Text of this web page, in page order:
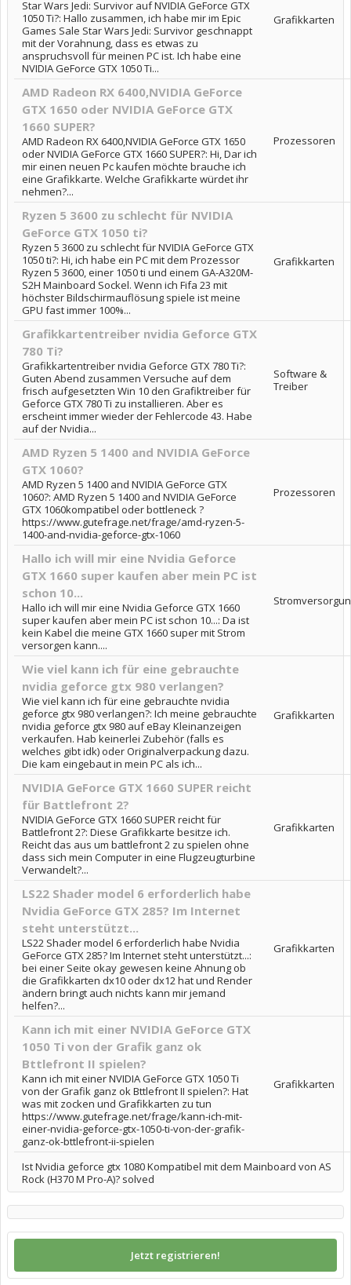
Star Wars Jedi: Survivor auf NVIDIA GeForce GTX
1050 Ti?: Hallo zusammen, ich habe mir im Epic
Games Sale Star Wars Jedi: Survivor geschnappt
mit der Vorahnung, dass es etwas zu
anspruchsvoll für meinen PC ist. Ich habe eine
NVIDIA GeForce GTX 1050 Ti...
Grafikkarten
AMD Radeon RX 6400,NVIDIA GeForce
GTX 1650 oder NVIDIA GeForce GTX
1660 SUPER?
AMD Radeon RX 6400,NVIDIA GeForce GTX 1650
oder NVIDIA GeForce GTX 1660 SUPER?: Hi, Dar ich
mir einen neuen Pc kaufen möchte brauche ich
eine Grafikkarte. Welche Grafikkarte würdet ihr
nehmen?...
Prozessoren
Ryzen 5 3600 zu schlecht für NVIDIA
GeForce GTX 1050 ti?
Ryzen 5 3600 zu schlecht für NVIDIA GeForce GTX
1050 ti?: Hi, ich habe ein PC mit dem Prozessor
Ryzen 5 3600, einer 1050 ti und einem GA-A320M-
S2H Mainboard Sockel. Wenn ich Fifa 23 mit
höchster Bildschirmauflösung spiele ist meine
GPU fast immer 100%...
Grafikkarten
Grafikkartentreiber nvidia Geforce GTX
780 Ti?
Grafikkartentreiber nvidia Geforce GTX 780 Ti?:
Guten Abend zusammen Versuche auf dem
frisch aufgesetzten Win 10 den Grafiktreiber für
Geforce GTX 780 Ti zu installieren. Aber es
erscheint immer wieder der Fehlercode 43. Habe
auf der Nvidia...
Software &
Treiber
AMD Ryzen 5 1400 and NVIDIA GeForce
GTX 1060?
AMD Ryzen 5 1400 and NVIDIA GeForce GTX
1060?: AMD Ryzen 5 1400 and NVIDIA GeForce
GTX 1060kompatibel oder bottleneck ?
https://www.gutefrage.net/frage/amd-ryzen-5-
1400-and-nvidia-geforce-gtx-1060
Prozessoren
Hallo ich will mir eine Nvidia Geforce
GTX 1660 super kaufen aber mein PC ist
schon 10...
Hallo ich will mir eine Nvidia Geforce GTX 1660
super kaufen aber mein PC ist schon 10...: Da ist
kein Kabel die meine GTX 1660 super mit Strom
versorgen kann....
Wie viel kann ich für eine gebrauchte
nvidia geforce gtx 980 verlangen?
Wie viel kann ich für eine gebrauchte nvidia
geforce gtx 980 verlangen?: Ich meine gebrauchte
nvidia geforce gtx 980 auf eBay Kleinanzeigen
verkaufen. Hab keinerlei Zubehör (falls es
welches gibt idk) oder Originalverpackung dazu.
Die kam eingebaut in mein PC als ich...
Grafikkarten
NVIDIA GeForce GTX 1660 SUPER reicht
für Battlefront 2?
NVIDIA GeForce GTX 1660 SUPER reicht für
Battlefront 2?: Diese Grafikkarte besitze ich.
Reicht das aus um battlefront 2 zu spielen ohne
dass sich mein Computer in eine Flugzeugturbine
Verwandelt?...
Grafikkarten
LS22 Shader model 6 erforderlich habe
Nvidia GeForce GTX 285? Im Internet
steht unterstützt...
LS22 Shader model 6 erforderlich habe Nvidia
GeForce GTX 285? Im Internet steht unterstützt...:
bei einer Seite okay gewesen keine Ahnung ob
die Grafikkarten dx10 oder dx12 hat und Render
ändern bringt auch nichts kann mir jemand
helfen?...
Grafikkarten
Kann ich mit einer NVIDIA GeForce GTX
1050 Ti von der Grafik ganz ok
Bttlefront II spielen?
Kann ich mit einer NVIDIA GeForce GTX 1050 Ti
von der Grafik ganz ok Bttlefront II spielen?: Hat
was mit zocken und Grafikkarten zu tun
https://www.gutefrage.net/frage/kann-ich-mit-
einer-nvidia-geforce-gtx-1050-ti-von-der-grafik-
ganz-ok-bttlefront-ii-spielen
Grafikkarten
Ist Nvidia geforce gtx 1080 Kompatibel mit dem Mainboard von AS
Rock (H370 M Pro-A)? solved
Jetzt registrieren!